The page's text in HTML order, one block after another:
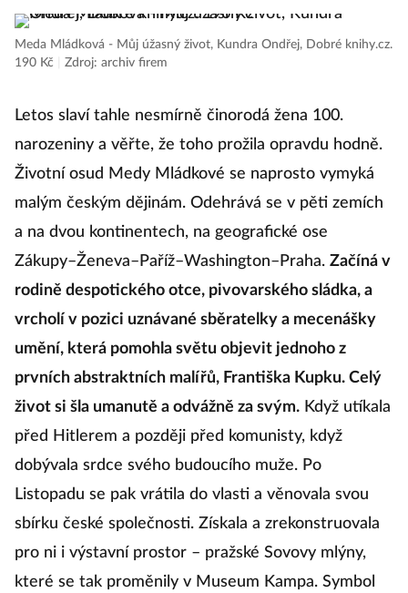
Meda Mládková - Můj úžasný život, Kundra Ondřej, Dobré knihy.cz.
190 Kč
Zdroj: archiv firem
Letos slaví tahle nesmírně činorodá žena 100.
narozeniny a věřte, že toho prožila opravdu hodně.
Životní osud Medy Mládkové se naprosto vymyká
malým českým dějinám. Odehrává se v pěti zemích
a na dvou kontinentech, na geografické ose
Zákupy–Ženeva–Paříž–Washington–Praha. Začíná v
rodině despotického otce, pivovarského sládka, a
vrcholí v pozici uznávané sběratelky a mecenášky
umění, která pomohla světu objevit jednoho z
prvních abstraktních malířů, Františka Kupku. Celý
život si šla umanutě a odvážně za svým. Když utíkala
před Hitlerem a později před komunisty, když
dobývala srdce svého budoucího muže. Po
Listopadu se pak vrátila do vlasti a věnovala svou
sbírku české společnosti. Získala a zrekonstruovala
pro ni i výstavní prostor – pražské Sovovy mlýny,
které se tak proměnily v Museum Kampa. Symbol